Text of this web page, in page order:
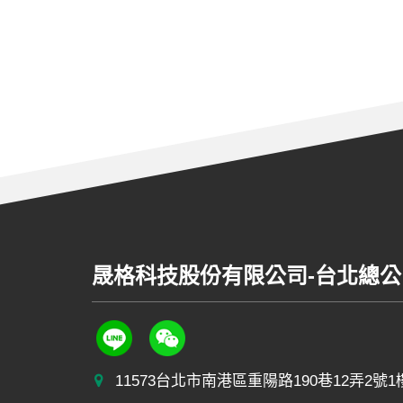
晟格科技股份有限公司-台北總
11573台北市南港區重陽路190巷12弄2號1